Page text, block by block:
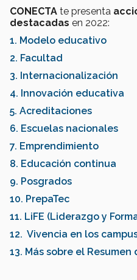
CONECTA te presenta
destacadas en 2022:
1. Modelo educativo
2. Facultad
3. Internacionalización
4. Innovación educativa
5. Acreditaciones
6. Escuelas nacionales
7. Emprendimiento
8. Educación continua
9. Posgrados
10. PrepaTec
11. LiFE (Liderazgo y
12. Vivencia en los
13. Más sobre el